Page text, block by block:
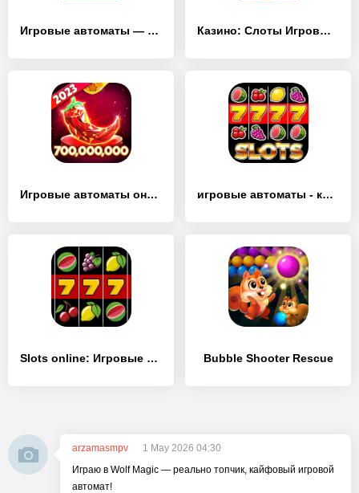
Игровые автоматы — казино 777 - [MOD Много монет] Казино: Слоты Игровые автоматы - [MOD Много монет]
Игровые автоматы онлайн казино - [MOD Много денег] игровые автоматы - казино - [MOD Много монет]
Slots online: Игровые Автоматы - [MOD Много денег] Bubble Shooter Rescue
arzamasmpv
1 May 2026 04:30
Играю в Wolf Magic — реально топчик, кайфовый игровой
автомат!